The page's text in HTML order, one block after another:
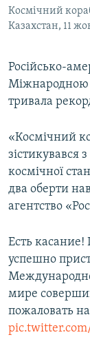
КРИМ РЕАЛІЇ
РУС
КТАТ
ДОЛУЧАЙСЯ!
Усі сайти
Космічний
Казахстан, 11
Російсько-
Міжнародною
тривала
«Космічний
зістикувався
космічної
два оберти
агентство
Есть
успешно
мире
пожаловать